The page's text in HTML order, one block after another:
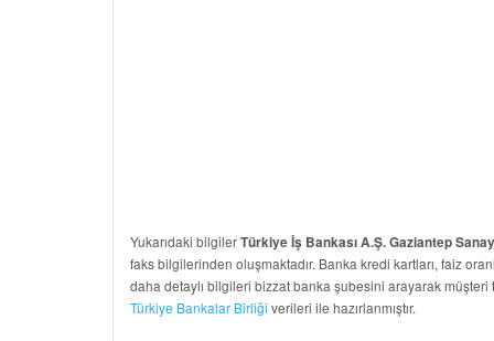
Yukarıdaki bilgilerTürkiye İş Bankası A.Ş. Gaziantep
faks bilgilerinden oluşmaktadır. Banka kredi kartları, faiz
daha detaylı bilgileri bizzat banka şubesini arayarak
Türkiye Bankalar Birliği verileri ile hazırlanmıştır.